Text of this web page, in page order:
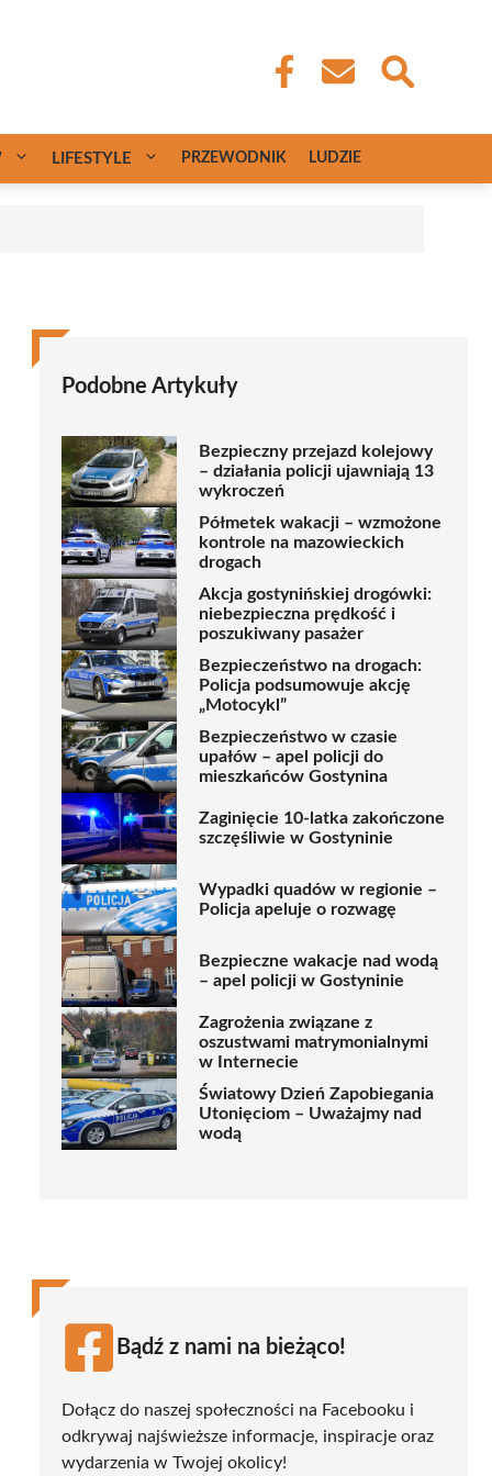
LIFESTYLE PRZEWODNIK LUDZIE
Podobne Artykuły
Bezpieczny przejazd kolejowy
– działania policji ujawniają 13
wykroczeń
Półmetek wakacji – wzmożone
kontrole na mazowieckich
drogach
Akcja gostynińskiej drogówki:
niebezpieczna prędkość i
poszukiwany pasażer
Bezpieczeństwo na drogach:
Policja podsumowuje akcję
„Motocykl”
Bezpieczeństwo w czasie
upałów – apel policji do
mieszkańców Gostynina
Zaginięcie 10-latka zakończone
szczęśliwie w Gostyninie
Wypadki quadów w regionie –
Policja apeluje o rozwagę
Bezpieczne wakacje nad wodą
– apel policji w Gostyninie
Zagrożenia związane z
oszustwami matrymonialnymi
w Internecie
Światowy Dzień Zapobiegania
Utonięciom – Uważajmy nad
wodą
Bądź z nami na bieżąco!
Dołącz do naszej społeczności na Facebooku i
odkrywaj najświeższe informacje, inspiracje oraz
wydarzenia w Twojej okolicy!